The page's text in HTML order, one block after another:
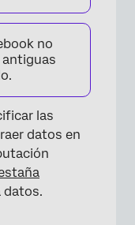
no
las
datos en
datos.